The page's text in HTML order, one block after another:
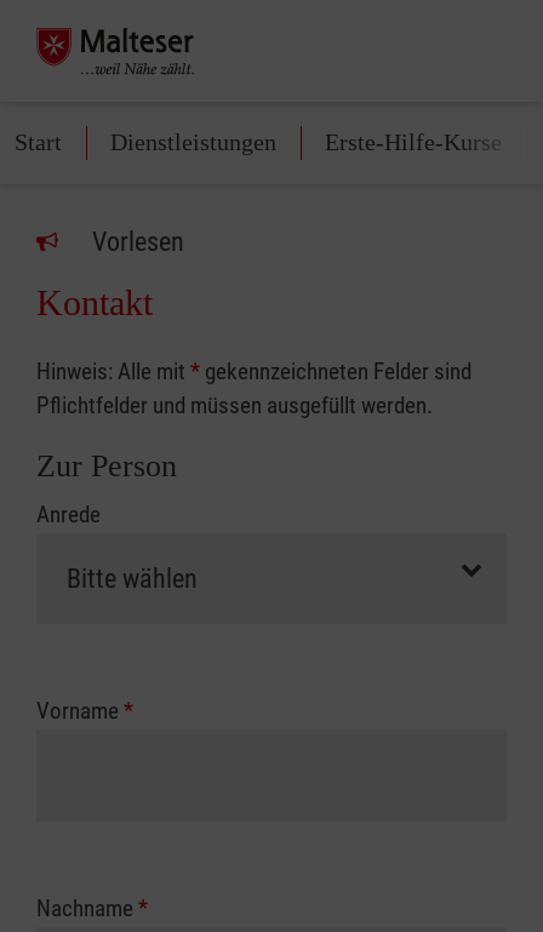
Start Dienstleistungen Erste-Hilfe-Kurse
Vorlesen
Kontakt
Hinweis: Alle mit * gekennzeichneten Felder sind
Pflichtfelder und müssen ausgefüllt werden.
Zur Person
Anrede
Vorname *
Nachname *